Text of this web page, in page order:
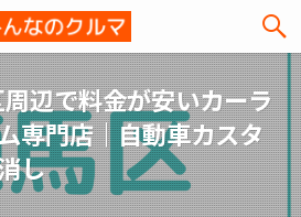
辺で料金が安いカーラ
専門店｜自動車カスタ
し